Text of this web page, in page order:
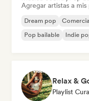
Agregar artistas a
Dream pop
Pop bailable
Indie
Relax &
Playlist